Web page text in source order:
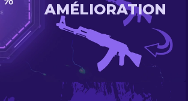
AMÉLIORATION